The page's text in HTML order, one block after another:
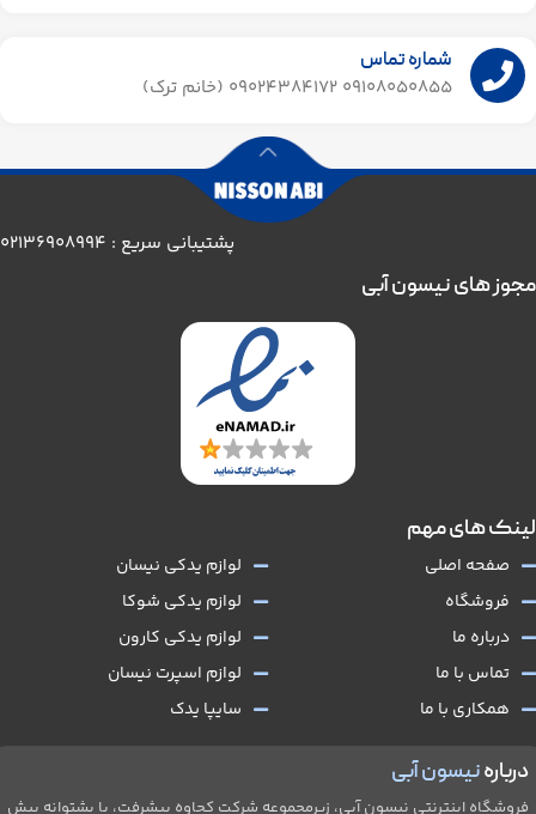
شماره تماس
09108050855 09024384172 (خانم ترک)
پشتیبانی سریع : 02136908994
دربارهنیسون آبی
فروشگاه اینترنتی نیسون آبی، زیرمجموعه شرکت کجاوه پیشرفت، با پشتوانه بیش
لینک های مهم
صفحه اصلی
فروشگاه
درباره ما
تماس با ما
همکاری با ما
لوازم یدکی نیسان
لوازم یدکی شوکا
لوازم یدکی کارون
لوازم اسپرت نیسان
سایپا یدک
مجوز های نیسون آبی